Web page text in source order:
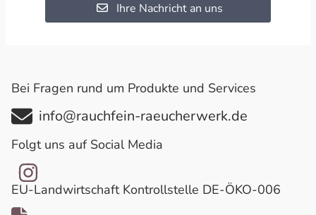
Ihre Nachricht an uns
Bei Fragen rund um Produkte und Services
info@rauchfein-raeucherwerk.de
Folgt uns auf Social Media
EU-Landwirtschaft Kontrollstelle DE-ÖKO-006